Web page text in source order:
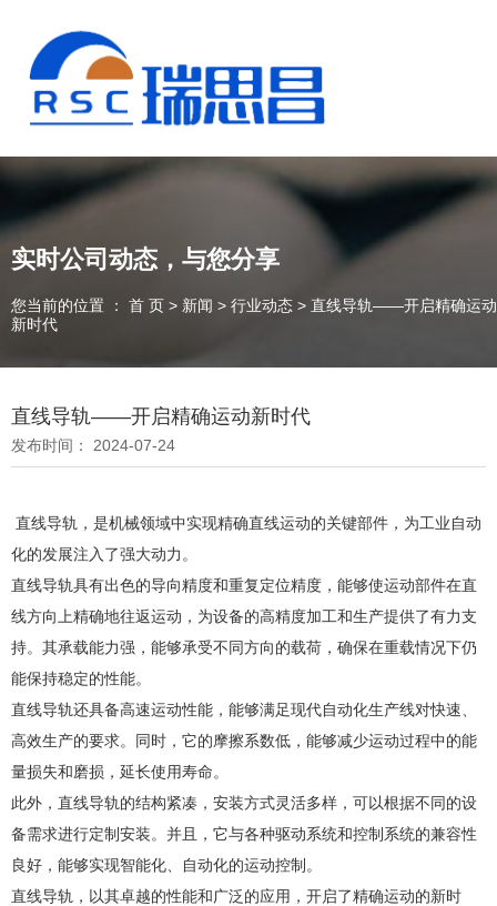
13925235098
实时公司动态，与您分享
您当前的位置 ： 首 页 > 新闻 > 行业动态 > 直线导轨——开启精确运动
新时代
直线导轨——开启精确运动新时代
发布时间： 2024-07-24
直线导轨，是机械领域中实现精确直线运动的关键部件，为工业自动
化的发展注入了强大动力。
直线导轨具有出色的导向精度和重复定位精度，能够使运动部件在直
线方向上精确地往返运动，为设备的高精度加工和生产提供了有力支
持。其承载能力强，能够承受不同方向的载荷，确保在重载情况下仍
能保持稳定的性能。
直线导轨还具备高速运动性能，能够满足现代自动化生产线对快速、
高效生产的要求。同时，它的摩擦系数低，能够减少运动过程中的能
量损失和磨损，延长使用寿命。
此外，直线导轨的结构紧凑，安装方式灵活多样，可以根据不同的设
备需求进行定制安装。并且，它与各种驱动系统和控制系统的兼容性
良好，能够实现智能化、自动化的运动控制。
直线导轨，以其卓越的性能和广泛的应用，开启了精确运动的新时